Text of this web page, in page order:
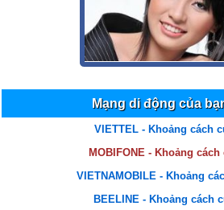
Mạng di động của
VIETTEL - Khoảng cách
MOBIFONE - Khoảng
VIETNAMOBILE - Khoảng
BEELINE - Khoảng cách